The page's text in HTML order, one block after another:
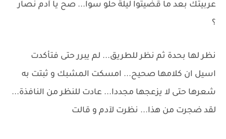
عربيتك بعد ما قضيتوا ليلة حلو سوا... صح يا آدم نصار
؟
نظر لها بحدة ثم نظر للطريق... لم يبرر حتى فتأكدت
اسيل ان كلامها صحيح... امسكت المشبك و ثبتت به
شعرها حتى لا يزعجها مجددا... عادت للنظر من النافذة...
لقد ضجرت من هذا... نظرت لآدم و قالت